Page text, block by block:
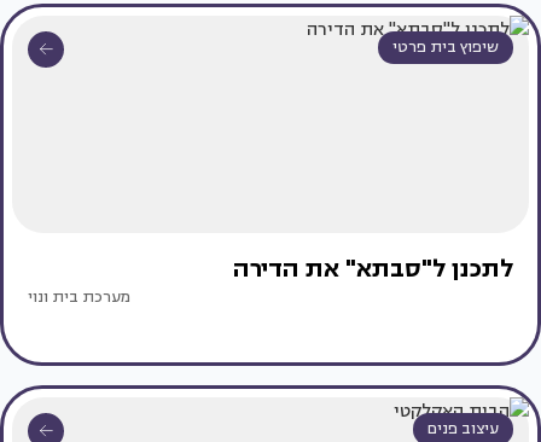
שיפוץ בית פרטי
לתכנן ל"סבתא" את הדירה
מערכת בית ונוי
עיצוב פנים